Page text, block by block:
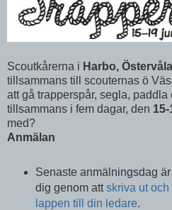
Scoutkårerna i Harbo,
tillsammans till scouternas ö
att gå trapperspår, segla,
tillsammans i fem dagar, den
med?
Anmälan
Senaste anmälningsdag
dig genom attskriva ut
lappen till din ledare.